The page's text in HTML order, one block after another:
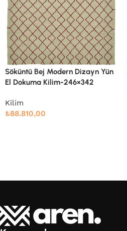
Söküntü Bej Modern Dizayn Yün
El Dokuma Kilim-285×361
₺108.662,00